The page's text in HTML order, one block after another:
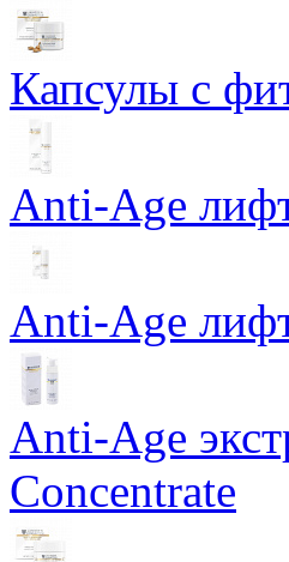
Капсулы с
Anti-Age
Anti-Age
Anti-Age
Concentrate